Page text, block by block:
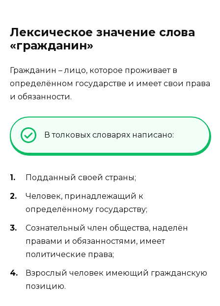
Лексическое значение слова
«гражданин»
Гражданин – лицо, которое проживает в
определённом государстве и имеет свои права
и обязанности.
В толковых словарях написано:
Подданный своей страны;
Человек, принадлежащий к
определённому государству;
Сознательный член общества, наделён
правами и обязанностями, имеет
политические права;
Взрослый человек имеющий гражданскую
позицию.